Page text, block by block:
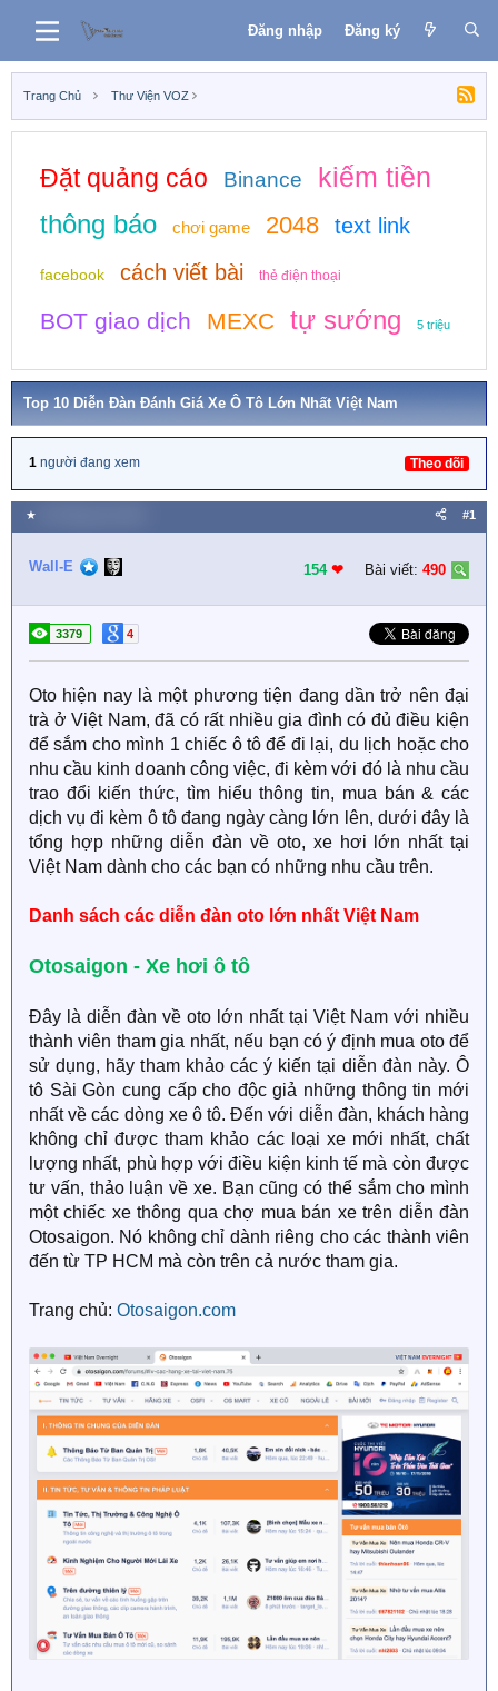
Đăng nhập Đăng ký
Trang Chủ Thư Viện VOZ
Đặt quảng cáo Binance kiếm tiền
thông báo chơi game 2048 text link
facebook cách viết bài thẻ điện thoại
BOT giao dịch MEXC tự sướng 5 triệu
Top 10 Diễn Đàn Đánh Giá Xe Ô Tô Lớn Nhất Việt Nam
1 người đang xem Theo dõi
★ #1
Wall-E 154 ❤︎ Bài viết: 490
3379 4
Oto hiện nay là một phương tiện đang dần trở nên đại
trà ở Việt Nam, đã có rất nhiều gia đình có đủ điều kiện
để sắm cho mình 1 chiếc ô tô để đi lại, du lịch hoặc cho
nhu cầu kinh doanh công việc, đi kèm với đó là nhu cầu
trao đổi kiến thức, tìm hiểu thông tin, mua bán & các
dịch vụ đi kèm ô tô đang ngày càng lớn lên, dưới đây là
tổng hợp những diễn đàn về oto, xe hơi lớn nhất tại
Việt Nam dành cho các bạn có những nhu cầu trên.
Danh sách các diễn đàn oto lớn nhất Việt Nam
Otosaigon - Xe hơi ô tô
Đây là diễn đàn về oto lớn nhất tại Việt Nam với nhiều
thành viên tham gia nhất, nếu bạn có ý định mua oto để
sử dụng, hãy tham khảo các ý kiến tại diễn đàn này. Ô
tô Sài Gòn cung cấp cho độc giả những thông tin mới
nhất về các dòng xe ô tô. Đến với diễn đàn, khách hàng
không chỉ được tham khảo các loại xe mới nhất, chất
lượng nhất, phù hợp với điều kiện kinh tế mà còn được
tư vấn, thảo luận về xe. Bạn cũng có thể sắm cho mình
một chiếc xe thông qua chợ mua bán xe trên diễn đàn
Otosaigon. Nó không chỉ dành riêng cho các thành viên
đến từ TP HCM mà còn trên cả nước tham gia.
Trang chủ: Otosaigon.com